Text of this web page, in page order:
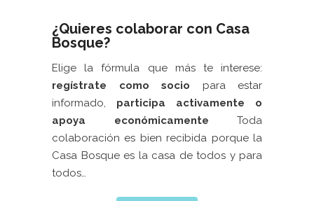
¿Quieres colaborar con Casa
Bosque?
Elige la fórmula que más te interese:
regístrate como socio para estar
informado, participa activamente o
apoya económicamente Toda
colaboración es bien recibida porque la
Casa Bosque es la casa de todos y para
todos…